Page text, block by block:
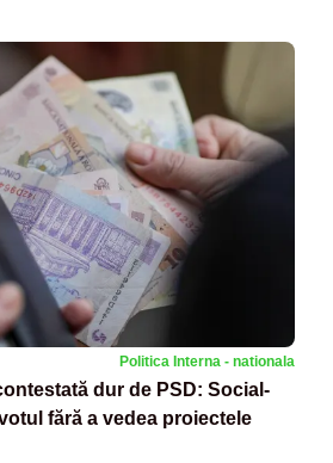
Politica Interna - nationala
dur de PSD: Social-
fără a vedea proiectele